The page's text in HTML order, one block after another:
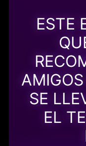
ESTE
SE
EL